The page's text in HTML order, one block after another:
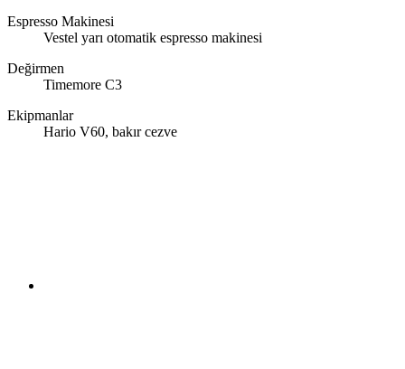
Espresso Makinesi
Vestel yarı otomatik espresso makinesi
Değirmen
Timemore C3
Ekipmanlar
Hario V60, bakır cezve